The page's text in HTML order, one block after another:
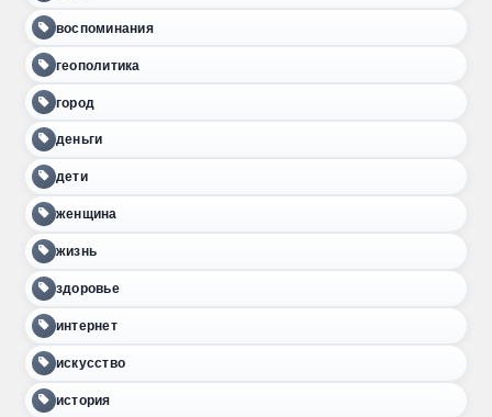
воспоминания
геополитика
город
деньги
дети
женщина
жизнь
здоровье
интернет
искусство
история